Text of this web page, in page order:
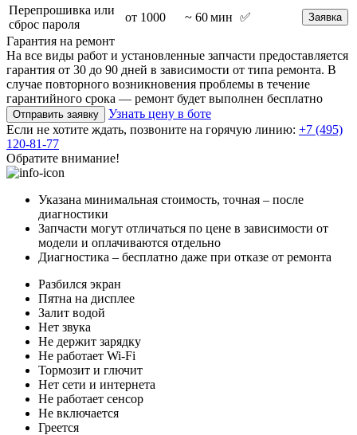
Перепрошивка или
сброс пароля
от 1000 ~ 60 мин ✅ Заявка
Гарантия на ремонт
На все виды работ и установленные запчасти предоставляется
гарантия от 30 до 90 дней в зависимости от типа ремонта. В
случае повторного возникновения проблемы в течение
гарантийного срока — ремонт будет выполнен бесплатно
Отправить заявку
Узнать цену в боте
Если не хотите ждать, позвоните на горячую линию: +7 (495)
120-81-77
Обратите внимание!
Указана минимальная стоимость, точная – после
диагностики
Запчасти могут отличаться по цене в зависимости от
модели и оплачиваются отдельно
Диагностика – бесплатно даже при отказе от ремонта
Разбился экран
Пятна на дисплее
Залит водой
Нет звука
Не держит зарядку
Не работает Wi-Fi
Тормозит и глючит
Нет сети и интернета
Не работает сенсор
Не включается
Греется